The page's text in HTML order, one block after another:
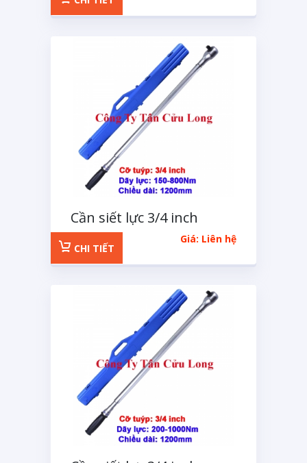
Cần siết lực 3/4 inch
Kingtony 150-800NmGiá: Liên hệ
CHI TIẾT